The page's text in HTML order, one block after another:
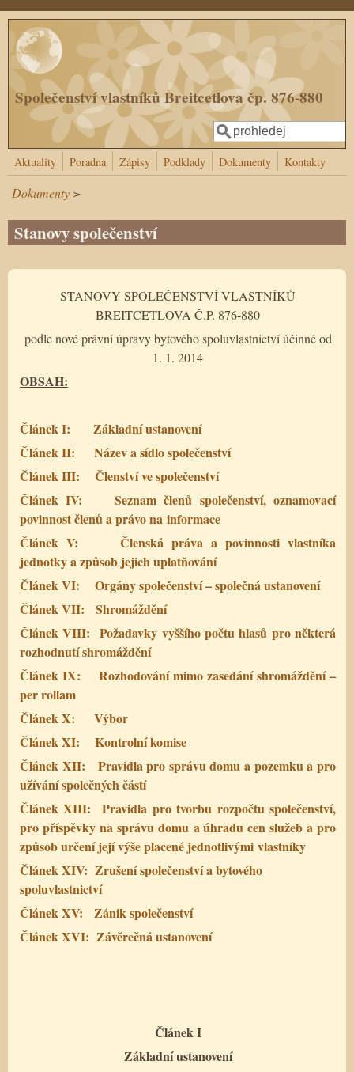
Přejít k hlavnímu obsahu
Společenství vlastníků Breitcetlova čp. 876-880
Vyhledávání
Hledat
Aktuality Poradna Zápisy Podklady Dokumenty Kontakty
Dokumenty >
Stanovy společenství
STANOVY SPOLEČENSTVÍ VLASTNÍKŮ
BREITCETLOVA Č.P. 876-880
podle nové právní úpravy bytového spoluvlastnictví účinné od
1. 1. 2014
OBSAH:
Článek I:
Základní ustanovení
Článek II:
Název a sídlo společenství
Článek III:
Členství ve společenství
Článek IV:
Seznam členů společenství, oznamovací
povinnost členů a právo na informace
Článek V:
Členská práva a povinnosti vlastníka
jednotky a způsob jejich uplatňování
Článek VI:
Orgány společenství – společná ustanovení
Článek VII:
Shromáždění
Článek VIII: Požadavky vyššího počtu hlasů pro některá
rozhodnutí shromáždění
Článek IX:
Rozhodování mimo zasedání shromáždění –
per rollam
Článek X:
Výbor
Článek XI:
Kontrolní komise
Článek XII:
Pravidla pro správu domu a pozemku a pro
užívání společných částí
Článek XIII:
Pravidla pro tvorbu rozpočtu společenství,
pro příspěvky na správu domu a úhradu cen služeb a pro
způsob určení její výše placené jednotlivými vlastníky
Článek XIV: Zrušení společenství a bytového
spoluvlastnictví
Článek XV:
Zánik společenství
Článek XVI: Závěrečná ustanovení
Článek I
Základní ustanovení